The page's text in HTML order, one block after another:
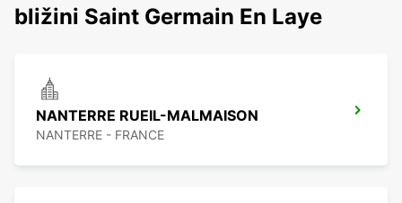
bližini Saint Germain En Laye
NANTERRE RUEIL-MALMAISON
NANTERRE - FRANCE